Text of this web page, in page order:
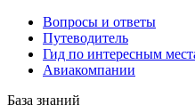
Вопросы и ответы
Путеводитель
Гид по интересным
Авиакомпании
База знаний